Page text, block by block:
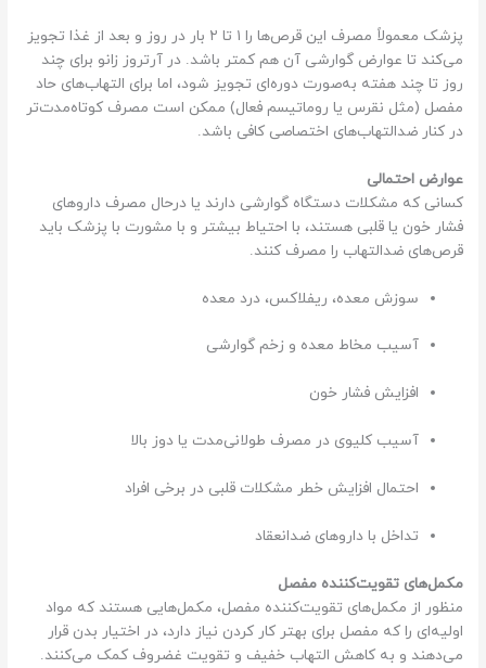
پزشک معمولاً مصرف این قرص‌ها را ۱ تا ۲ بار در روز و بعد از غذا تجویز
می‌‌کند تا عوارض گوارشی آن هم کمتر باشد. در آرتروز زانو برای چند
روز تا چند هفته به‌صورت دوره‌ای تجویز شود، اما برای التهاب‌های حاد
مفصل (مثل نقرس یا روماتیسم فعال) ممکن است مصرف کوتاه‌مدت‌تر
در کنار ضدالتهاب‌های اختصاصی کافی باشد.
عوارض احتمالی
کسانی که مشکلات دستگاه گوارشی دارند یا درحال مصرف داروهای
فشار خون یا قلبی هستند، با احتیاط بیشتر و با مشورت با پزشک باید
قرص‌های ضدالتهاب را مصرف کنند.
سوزش معده، ریفلاکس، درد معده
آسیب مخاط معده و زخم گوارشی
افزایش فشار خون
آسیب کلیوی در مصرف طولانی‌مدت یا دوز بالا
احتمال افزایش خطر مشکلات قلبی در برخی افراد
تداخل با داروهای ضدانعقاد
مکمل‌های تقویت‌کننده مفصل
منظور از مکمل‌های تقویت‌کننده مفصل، مکمل‌هایی هستند که مواد
اولیه‌ای را که مفصل برای بهتر کار کردن نیاز دارد، در اختیار بدن قرار
می‌دهند و به کاهش التهاب خفیف و تقویت غضروف کمک می‌کنند.